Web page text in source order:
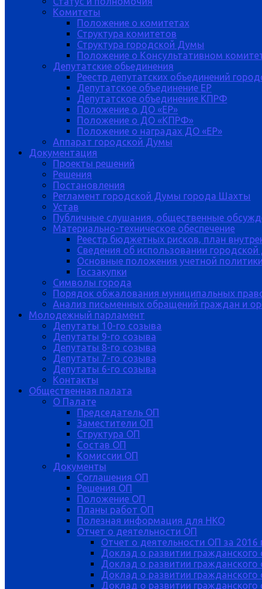
Комитеты
Положение о комитетах
Структура комитетов
Структура городской Думы
Положение о Консультативном
Депутатские обьединения
Реестр депутатских объединений
Депутатское объединение ЕР
Депутатское объединение КПРФ
Положение о ДО «ЕР»
Положение о ДО «КПРФ»
Положение о наградах ДО «ЕР»
Аппарат городской Думы
Документация
Проекты решений
Решения
Постановления
Регламент городской Думы города Шахты
Устав
Публичные слушания, общественные
Материально-техническое обеспечение
Реестр бюджетных рисков, план
Сведения об использовании
Основные положения учетной
Госзакупки
Символы города
Порядок обжалования муниципальных
Анализ письменных обращений граждан и
Молодежный парламент
Депутаты 10-го созыва
Депутаты 9-го созыва
Депутаты 8-го созыва
Депутаты 7-го созыва
Депутаты 6-го созыва
Контакты
Общественная палата
О Палате
Председатель ОП
Заместители ОП
Структура ОП
Состав ОП
Комиссии ОП
Документы
Соглашения ОП
Решения ОП
Положение ОП
Планы работ ОП
Полезная информация для НКО
Отчет о деятельности ОП
Отчет о деятельности ОП за 2016
Доклад о развитии гражданского
Доклад о развитии
Доклад о развитии гражданского
Доклад о развитии гражданского